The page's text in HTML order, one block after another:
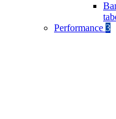
Performance 3